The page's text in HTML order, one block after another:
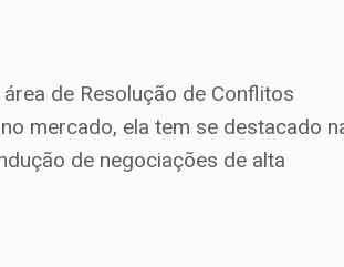
de Resolução de Conflitos
mercado, ela tem se destacado
de negociações de alta